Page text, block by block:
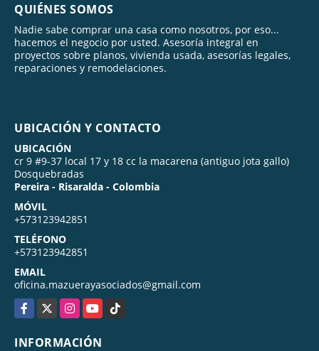
QUIÉNES SOMOS
Nadie sabe comprar una casa como nosotros, por eso...
hacemos el negocio por usted. Asesoría integral en
proyectos sobre planos, vivienda usada, asesorías legales,
reparaciones y remodelaciones.
UBICACIÓN Y CONTACTO
UBICACIÓN
cr 9 #9-37 local 17 y 18 cc la macarena (antiguo jota gallo)
Dosquebradas
Pereira - Risaralda - Colombia
MÓVIL
+573123942851
TELÉFONO
+573123942851
EMAIL
oficina.mazuerayasociados@gmail.com
Facebook
X InstagramYouTubeTikTok
INFORMACIÓN